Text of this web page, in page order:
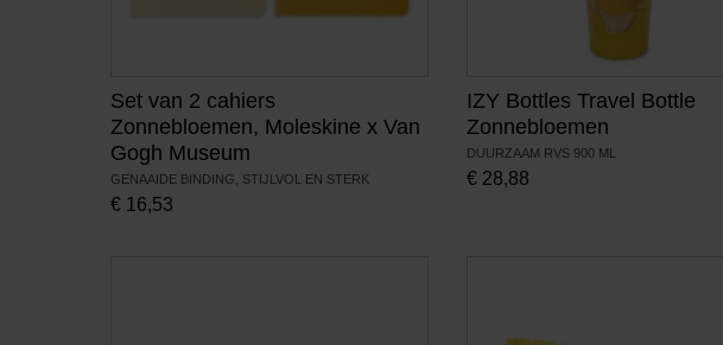
Set van 2 cahiers
Zonnebloemen, Moleskine x Van
Gogh Museum
GENAAIDE BINDING, STIJLVOL EN STERK
€ 16,53
IZY Bottles Travel Bottle
Zonnebloemen
DUURZAAM RVS 900 ML
€ 28,88